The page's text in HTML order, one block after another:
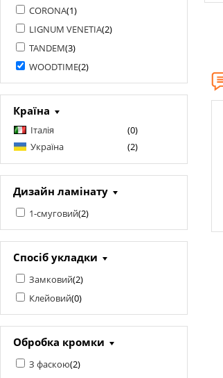
CORONA(1)
LIGNUM VENETIA(2)
TANDEM(3)
WOODTIME(2)
Країна
Італія (0)
Україна
(2)
Дизайн ламінату
1-смуговий(2)
Спосіб укладки
Замковий(2)
Клейовий(0)
Обробка кромки
З фаскою(2)